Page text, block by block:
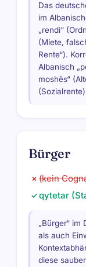
Das
im
„rendi“
(Miete,
Rente“).
Albanisch
moshës“
Bürger
✗ (kein
✓ qytetar
„Bürger“ im
als auch
diese